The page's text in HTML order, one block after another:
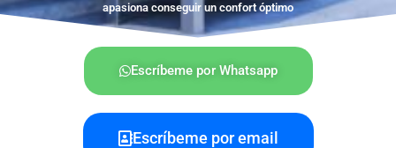
apasiona conseguir un confort óptimo
Escríbeme por Whatsapp
Escríbeme por email